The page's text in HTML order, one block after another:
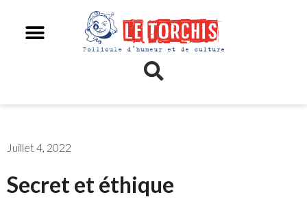
Juillet 4, 2022
Secret et éthique